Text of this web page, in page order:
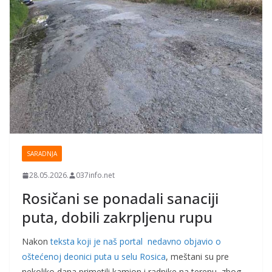
SARADNJA
28.05.2026. 037info.net
Rosičani se ponadali sanaciji
puta, dobili zakrpljenu rupu
Nakonteksta koji je naš portal nedavno objavio o
oštećenoj deonici puta u selu Rosica, meštani su pre